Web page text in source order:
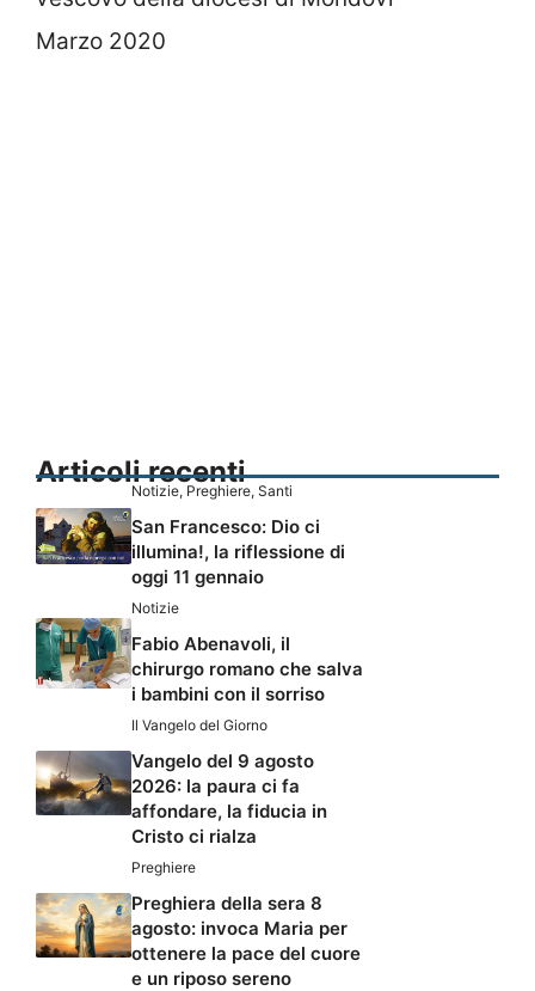
Marzo 2020
Articoli recenti
Notizie, Preghiere, Santi
San Francesco: Dio ci
illumina!, la riflessione di
oggi 11 gennaio
Notizie
Fabio Abenavoli, il
chirurgo romano che salva
i bambini con il sorriso
Il Vangelo del Giorno
Vangelo del 9 agosto
2026: la paura ci fa
affondare, la fiducia in
Cristo ci rialza
Preghiere
Preghiera della sera 8
agosto: invoca Maria per
ottenere la pace del cuore
e un riposo sereno